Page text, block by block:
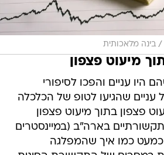
/ בינה מלאכותית
מיעוט פצפון
היו עניים והפכו לסיפורי
עניים שהגיעו לטופ של הכלכלה
פצפון בתוך מיעוט פצפון
בארה"ב (במיינסטרים
כמו איך שהמפלגה